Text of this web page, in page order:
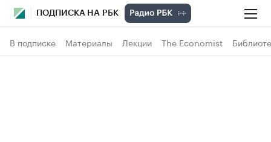
ПОДПИСКА НА РБК
В подписке Материалы Лекции The Economist